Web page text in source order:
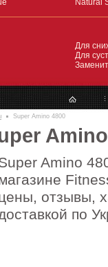
Natural
Для
Для
Super Amino 4800
Amino
отзывы,
по